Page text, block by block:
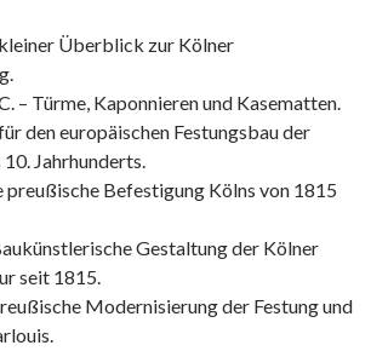
Überblick zur Kölner
– Türme, Kaponnieren und Kasematten.
den europäischen Festungsbau der
Jahrhunderts.
preußische Befestigung Kölns von 1815
Gestaltung der Kölner
seit 1815.
Modernisierung der Festung und